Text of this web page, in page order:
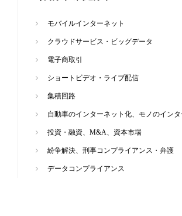
モバイルインターネット
クラウドサービス・ビッグデータ
電子商取引
ショートビデオ・ライブ配信
集積回路
自動車のインターネット化、モノのイン
投資・融資、M&A、資本市場
紛争解決、刑事コンプライアンス・弁護
データコンプライアンス